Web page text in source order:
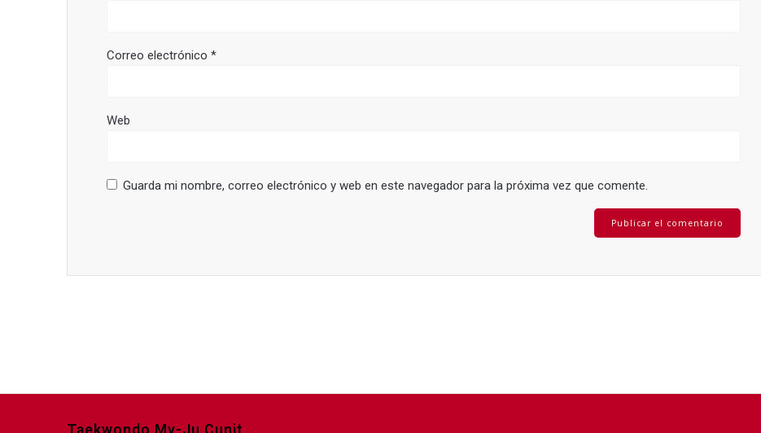
Correo electrónico*
Web
Guarda mi nombre, correo electrónico y web en este navegador para la próxima vez que comente.
Taekwondo My-Ju Cunit